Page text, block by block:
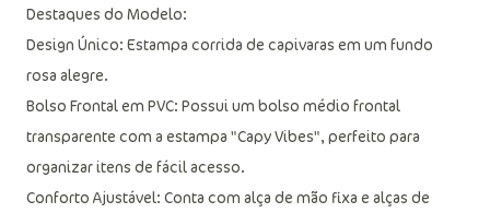
Destaques do Modelo:
Design Único: Estampa corrida de capivaras em um fundo
rosa alegre.
Bolso Frontal em PVC: Possui um bolso médio frontal
transparente com a estampa "Capy Vibes", perfeito para
organizar itens de fácil acesso.
Conforto Ajustável: Conta com alça de mão fixa e alças de